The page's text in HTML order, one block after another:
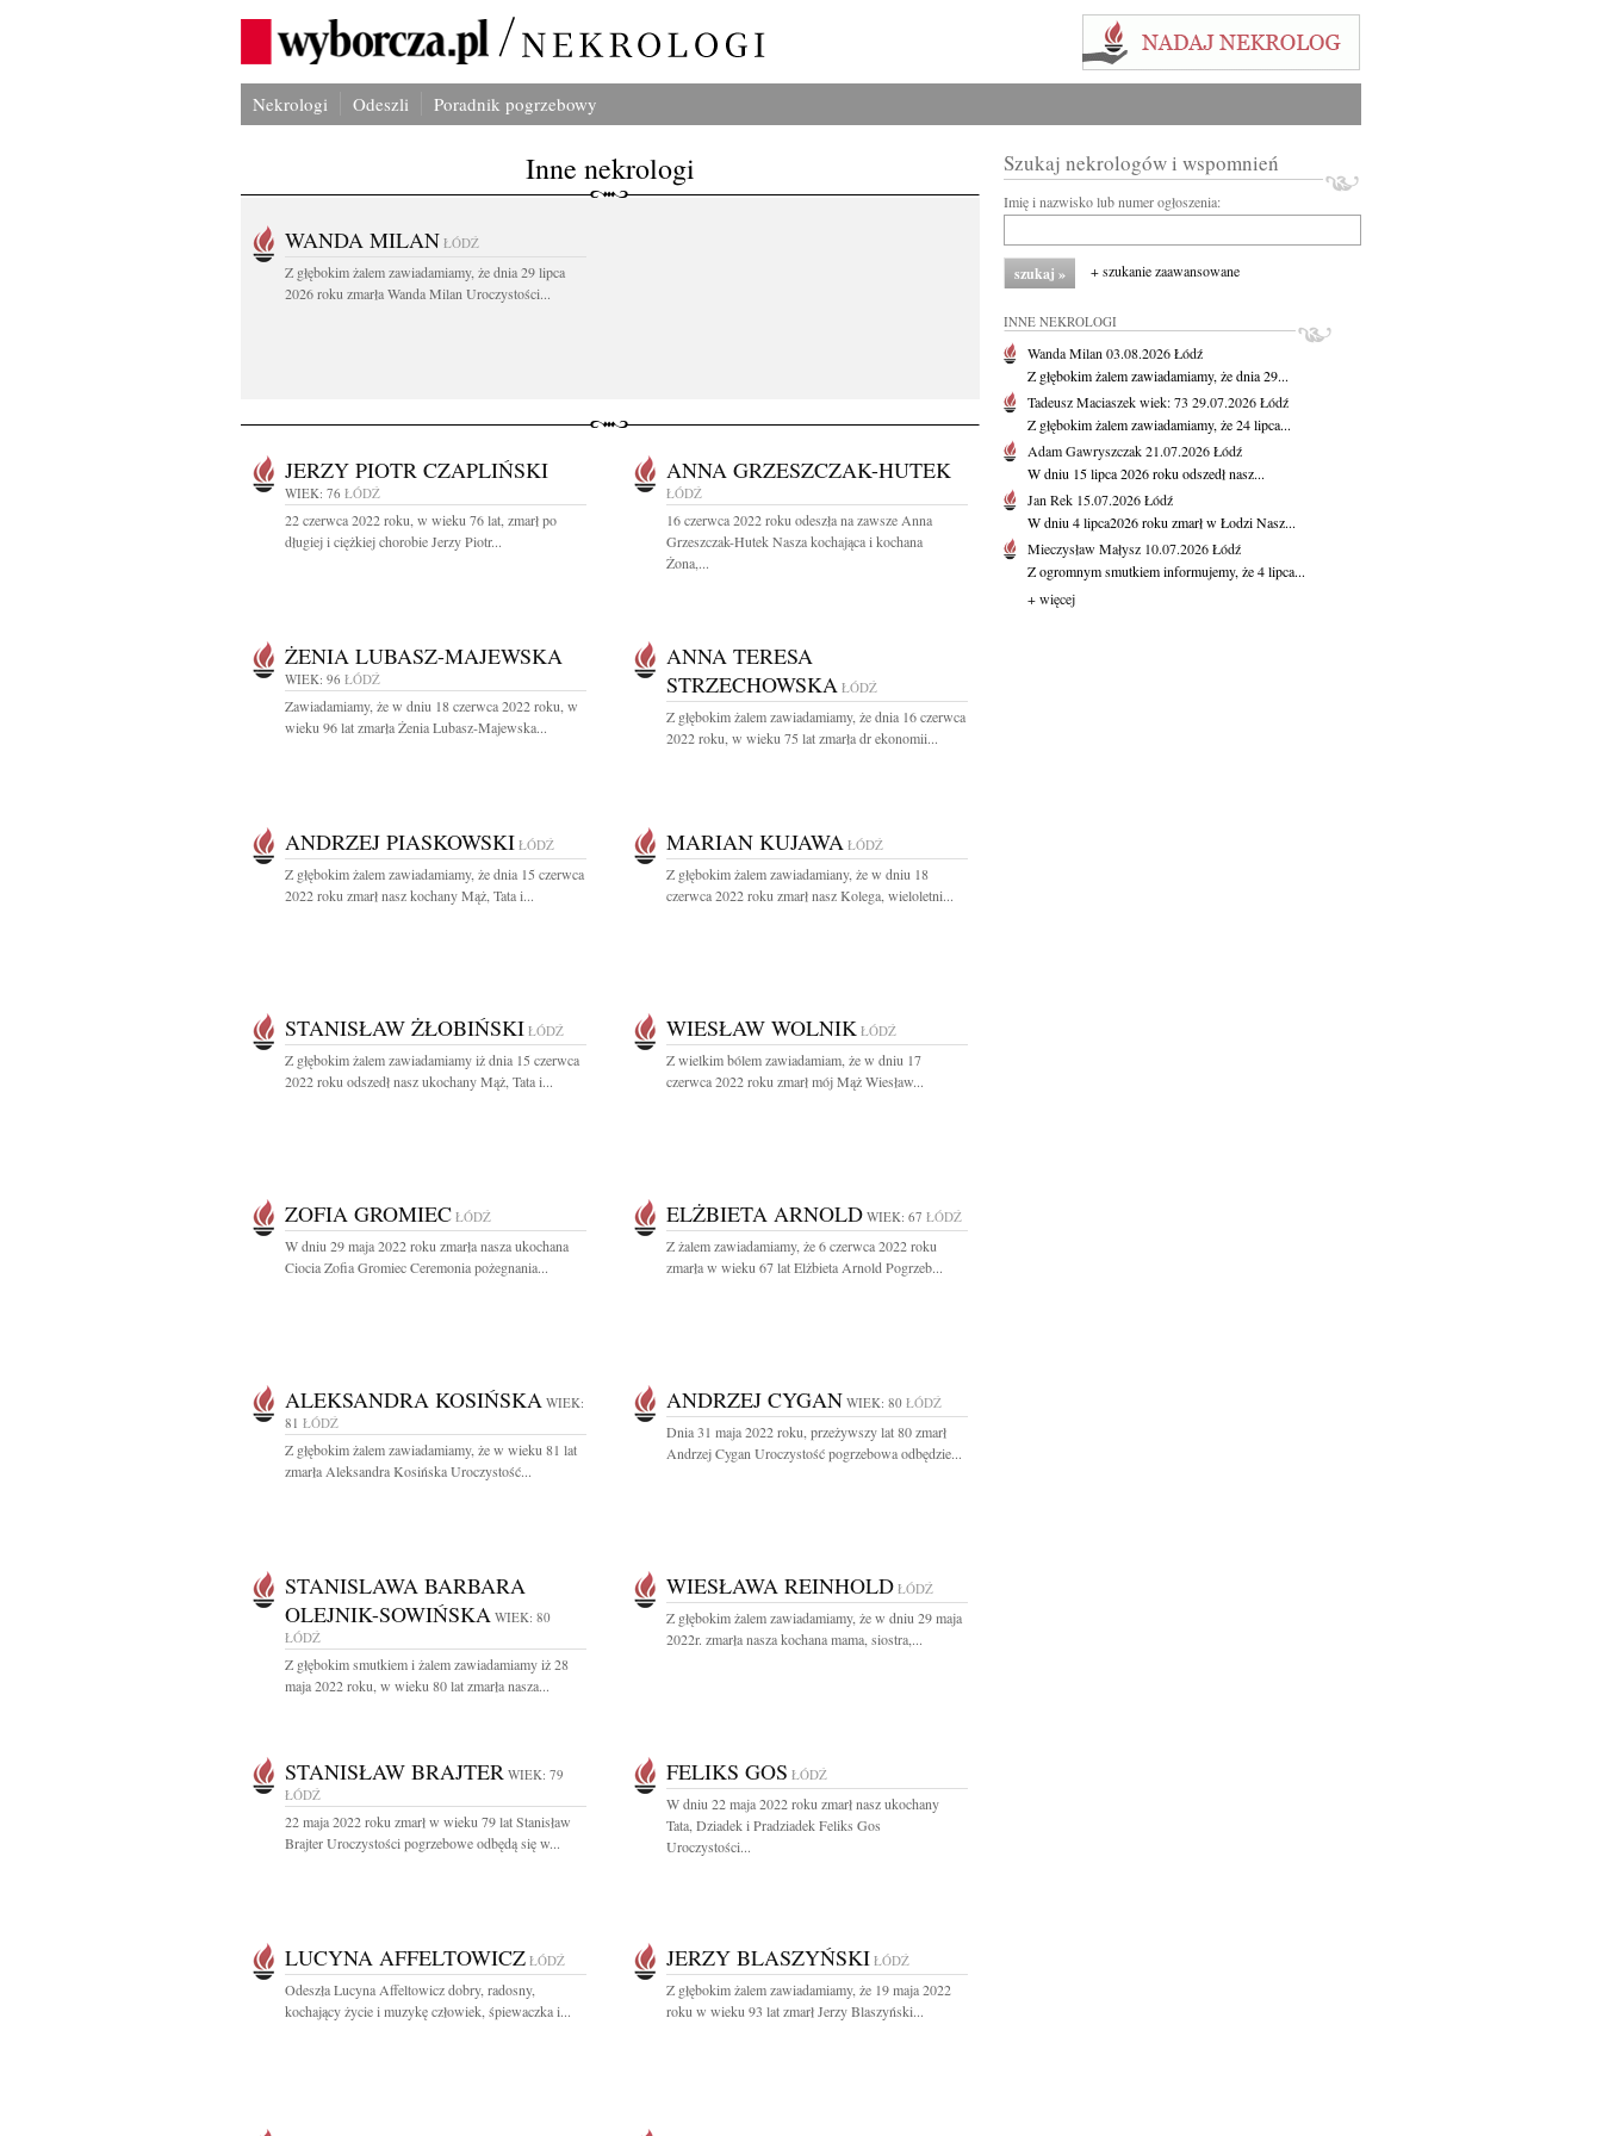
Nekrologi Odeszli Poradnik pogrzebowy
Inne nekrologi
WANDA MILAN ŁÓDŹ
Z głębokim żalem zawiadamiamy, że dnia 29 lipca
2026 roku zmarła Wanda Milan Uroczystości...
JERZY PIOTR CZAPLIŃSKI
WIEK: 76 ŁÓDŹ
22 czerwca 2022 roku, w wieku 76 lat, zmarł po
długiej i ciężkiej chorobie Jerzy Piotr...
ANNA GRZESZCZAK-HUTEK
ŁÓDŹ
16 czerwca 2022 roku odeszła na zawsze Anna
Grzeszczak-Hutek Nasza kochająca i kochana
Żona,...
ŻENIA LUBASZ-MAJEWSKA
WIEK: 96 ŁÓDŹ
Zawiadamiamy, że w dniu 18 czerwca 2022 roku, w
wieku 96 lat zmarła Żenia Lubasz-Majewska...
ANNA TERESA
STRZECHOWSKA ŁÓDŹ
Z głębokim żalem zawiadamiamy, że dnia 16 czerwca
2022 roku, w wieku 75 lat zmarła dr ekonomii...
ANDRZEJ PIASKOWSKI ŁÓDŹ
Z głębokim żalem zawiadamiamy, że dnia 15 czerwca
2022 roku zmarł nasz kochany Mąż, Tata i...
MARIAN KUJAWA ŁÓDŹ
Z głębokim żalem zawiadamiany, że w dniu 18
czerwca 2022 roku zmarł nasz Kolega, wieloletni...
STANISŁAW ŻŁOBIŃSKI ŁÓDŹ
Z głębokim żalem zawiadamiamy iż dnia 15 czerwca
2022 roku odszedł nasz ukochany Mąż, Tata i...
WIESŁAW WOLNIK ŁÓDŹ
Z wielkim bólem zawiadamiam, że w dniu 17
czerwca 2022 roku zmarł mój Mąż Wiesław...
ZOFIA GROMIEC ŁÓDŹ
W dniu 29 maja 2022 roku zmarła nasza ukochana
Ciocia Zofia Gromiec Ceremonia pożegnania...
ELŻBIETA ARNOLD WIEK: 67 ŁÓDŹ
Z żalem zawiadamiamy, że 6 czerwca 2022 roku
zmarła w wieku 67 lat Elżbieta Arnold Pogrzeb...
ALEKSANDRA KOSIŃSKA WIEK:
81 ŁÓDŹ
Z głębokim żalem zawiadamiamy, że w wieku 81 lat
zmarła Aleksandra Kosińska Uroczystość...
ANDRZEJ CYGAN WIEK: 80 ŁÓDŹ
Dnia 31 maja 2022 roku, przeżywszy lat 80 zmarł
Andrzej Cygan Uroczystość pogrzebowa odbędzie...
STANISLAWA BARBARA
OLEJNIK-SOWIŃSKA WIEK: 80
ŁÓDŹ
Z głębokim smutkiem i żalem zawiadamiamy iż 28
maja 2022 roku, w wieku 80 lat zmarła nasza...
WIESŁAWA REINHOLD ŁÓDŹ
Z głębokim żalem zawiadamiamy, że w dniu 29 maja
2022r. zmarła nasza kochana mama, siostra,...
STANISŁAW BRAJTER WIEK: 79
ŁÓDŹ
22 maja 2022 roku zmarł w wieku 79 lat Stanisław
Brajter Uroczystości pogrzebowe odbędą się w...
FELIKS GOS ŁÓDŹ
W dniu 22 maja 2022 roku zmarł nasz ukochany
Tata, Dziadek i Pradziadek Feliks Gos
Uroczystości...
LUCYNA AFFELTOWICZ ŁÓDŹ
Odeszła Lucyna Affeltowicz dobry, radosny,
kochający życie i muzykę człowiek, śpiewaczka i...
JERZY BLASZYŃSKI ŁÓDŹ
Z głębokim żalem zawiadamiamy, że 19 maja 2022
roku w wieku 93 lat zmarł Jerzy Blaszyński...
Szukaj nekrologów i wspomnień
Imię i nazwisko lub numer ogłoszenia:
+ szukanie zaawansowane
INNE NEKROLOGI
Wanda Milan 03.08.2026Łódź
Z głębokim żalem zawiadamiamy, że dnia 29...
Tadeusz Maciaszekwiek: 73 29.07.2026Łódź
Z głębokim żalem zawiadamiamy, że 24 lipca...
Adam Gawryszczak21.07.2026Łódź
W dniu 15 lipca 2026 roku odszedł nasz...
Jan Rek 15.07.2026Łódź
W dniu 4 lipca2026 roku zmarł w Łodzi Nasz...
Mieczysław Małysz 10.07.2026Łódź
Z ogromnym smutkiem informujemy, że 4 lipca...
+ więcej